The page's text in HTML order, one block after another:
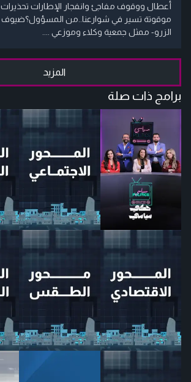
أعطال ووقوف مفاجئ وانفجار الإطارات
موقوتة تسير في شوارعنا..من المسؤول؟ضيوف
الزرو- ممثل جمعية وكلاء وموزعي ....
المزيد
برامج ذات صلة